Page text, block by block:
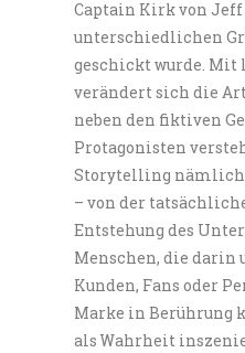
Captain Kirk von Jeff
unterschiedlichen
geschickt wurde.
verändert sich die
neben den fiktiven
Protagonisten
Storytelling nämlich
– von der
Entstehung des
Menschen, die darin
Kunden, Fans oder
Marke in Berührung
als Wahrheit